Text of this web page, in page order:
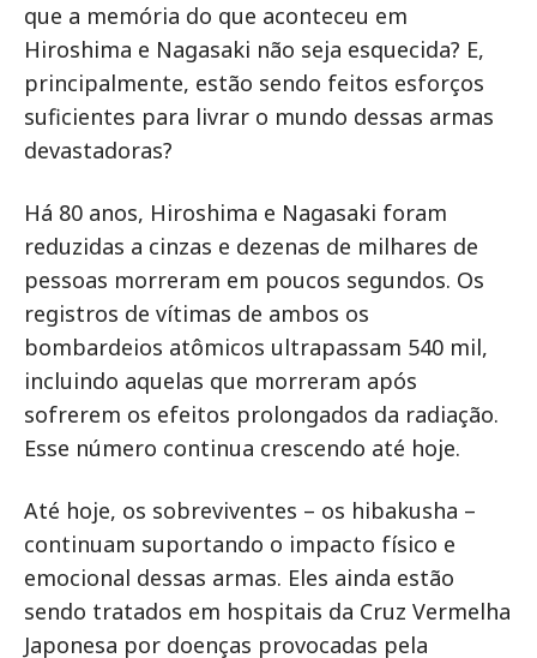
que a memória do que aconteceu em
Hiroshima e Nagasaki não seja esquecida? E,
principalmente, estão sendo feitos esforços
suficientes para livrar o mundo dessas armas
devastadoras?
Há 80 anos, Hiroshima e Nagasaki foram
reduzidas a cinzas e dezenas de milhares de
pessoas morreram em poucos segundos. Os
registros de vítimas de ambos os
bombardeios atômicos ultrapassam 540 mil,
incluindo aquelas que morreram após
sofrerem os efeitos prolongados da radiação.
Esse número continua crescendo até hoje.
Até hoje, os sobreviventes – os hibakusha –
continuam suportando o impacto físico e
emocional dessas armas. Eles ainda estão
sendo tratados em hospitais da Cruz Vermelha
Japonesa por doenças provocadas pela